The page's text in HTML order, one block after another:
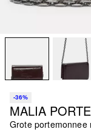
-36%
MALIA
Grote portemonnee